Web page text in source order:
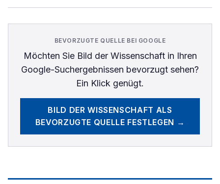
BEVORZUGTE QUELLE BEI GOOGLE
Möchten Sie Bild der Wissenschaftin Ihren
Google-Suchergebnissen bevorzugt sehen?
Ein Klick genügt.
BILD DER WISSENSCHAFT ALS
BEVORZUGTE QUELLE FESTLEGEN →